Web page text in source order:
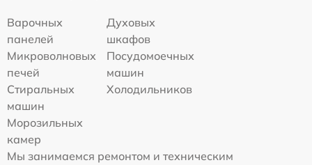
Варочных
панелей
Духовых
шкафов
Микроволновых
печей
Посудомоечных
машин
Стиральных
машин
Холодильников
Морозильных
камер
Мы занимаемся ремонтом и техническим